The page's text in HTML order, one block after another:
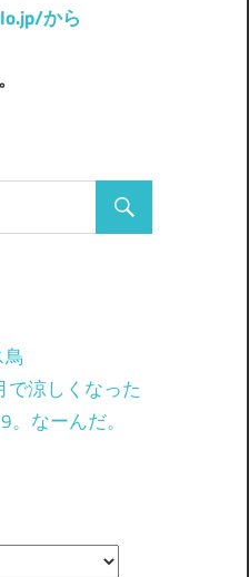
から
涼しくなった
なーんだ。